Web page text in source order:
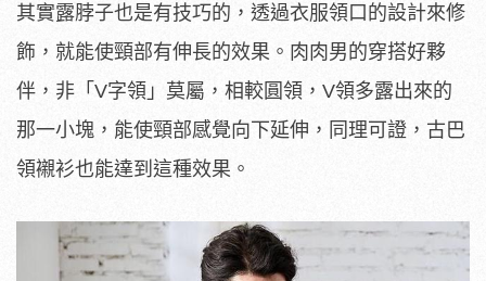
其實露脖子也是有技巧的，透過衣服領口的設計來修
飾，就能使頸部有伸長的效果。肉肉男的穿搭好夥
伴，非「V字領」莫屬，相較圓領，V領多露出來的
那一小塊，能使頸部感覺向下延伸，同理可證，古巴
領襯衫也能達到這種效果。